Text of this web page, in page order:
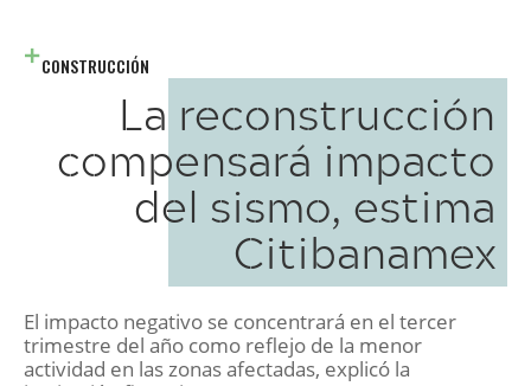
CONSTRUCCIÓN
La reconstrucción
compensará impacto
del sismo, estima
Citibanamex
El impacto negativo se concentrará en el tercer
trimestre del año como reflejo de la menor
actividad en las zonas afectadas, explicó la